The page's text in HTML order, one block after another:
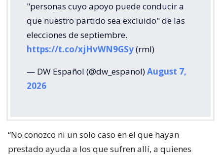
"personas cuyo apoyo puede conducir a
que nuestro partido sea excluido" de las
elecciones de septiembre.
https://t.co/xjHvWN9GSy(rml)
— DW Español (@dw_espanol)August 7,
2026
“No conozco ni un solo caso en el que hayan
prestado ayuda a los que sufren allí, a quienes